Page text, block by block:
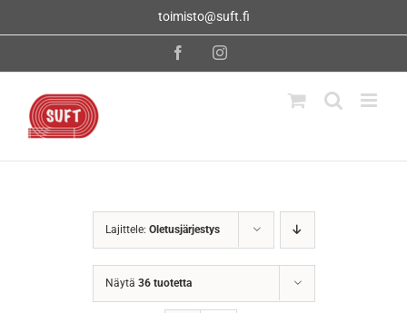
toimisto@suft.fi
FacebookInstagram
Lajittele: Oletusjärjestys
Näytä 36 tuotetta